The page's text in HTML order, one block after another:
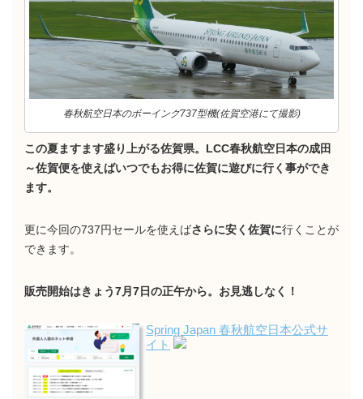
春秋航空日本のボーイング737型機(佐賀空港にて撮影)
この夏ますます盛り上がる佐賀県。LCC春秋航空日本の成田
～佐賀便を使えばいつでもお得に佐賀に遊びに行く事ができ
ます。
更に今回の737円セールを使えばさらに安く佐賀に行くことが
できます。
販売開始はきょう7月7日の正午から。お見逃しなく！
Spring Japan 春秋航空日本公式サ
イト